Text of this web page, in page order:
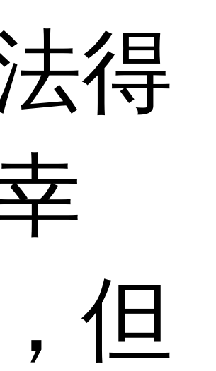
得
但